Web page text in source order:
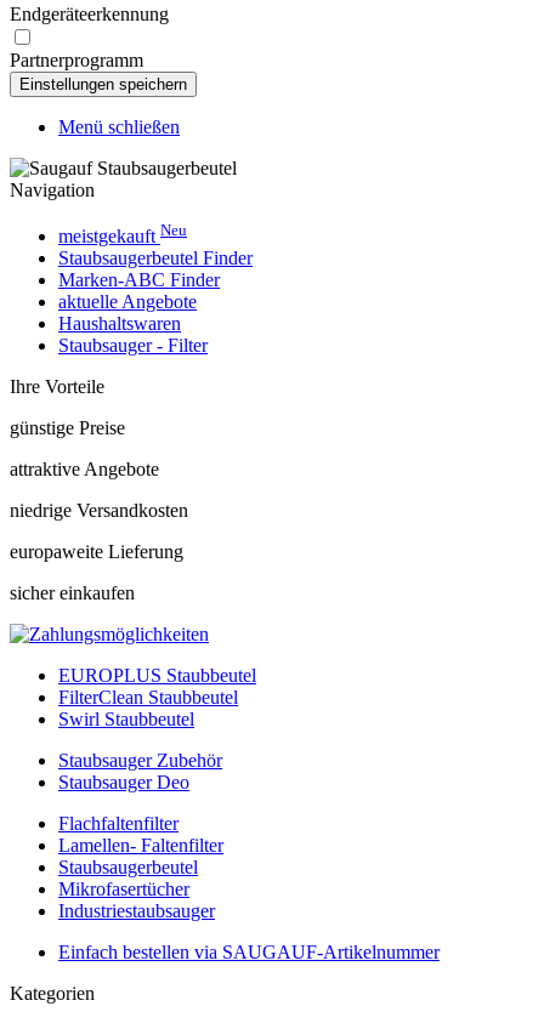
Endgeräteerkennung
Partnerprogramm
Menü schließen
Navigation
meistgekauft Neu
Staubsaugerbeutel Finder
Marken-ABC Finder
aktuelle Angebote
Haushaltswaren
Staubsauger - Filter
Ihre Vorteile
günstige Preise
attraktive Angebote
niedrige Versandkosten
europaweite Lieferung
sicher einkaufen
EUROPLUS Staubbeutel
FilterClean Staubbeutel
Swirl Staubbeutel
Staubsauger Zubehör
Staubsauger Deo
Flachfaltenfilter
Lamellen- Faltenfilter
Staubsaugerbeutel
Mikrofasertücher
Industriestaubsauger
Einfach bestellen via SAUGAUF-Artikelnummer
Kategorien